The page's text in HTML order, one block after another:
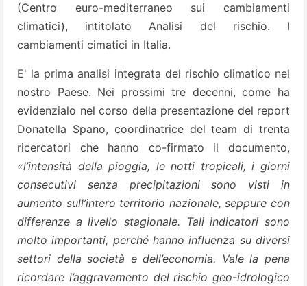
(Centro euro-mediterraneo sui cambiamenti
climatici), intitolato Analisi del rischio. I
cambiamenti cimatici in Italia.
E' la prima analisi integrata del rischio climatico nel
nostro Paese. Nei prossimi tre decenni, come ha
evidenzialo nel corso della presentazione del report
Donatella Spano, coordinatrice del team di trenta
ricercatori che hanno co-firmato il documento,
«l’intensità della pioggia, le notti tropicali, i giorni
consecutivi senza precipitazioni sono visti in
aumento sull’intero territorio nazionale, seppure con
differenze a livello stagionale. Tali indicatori sono
molto importanti, perché hanno influenza su diversi
settori della società e dell’economia. Vale la pena
ricordare l’aggravamento del rischio geo-idrologico